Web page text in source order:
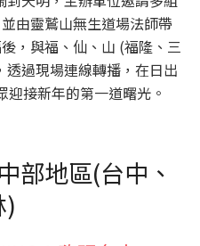
由靈鷲山無生道場法師帶
，與福、仙、山 (福隆、三
過現場連線轉播，在日出
接新年的第一道曙光。
部地區(台中、